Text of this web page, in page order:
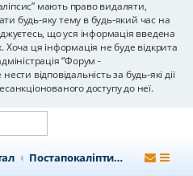
мають право видаляти,
будь-яку тему в будь-який час на
що уся інформація введена
Хоча ця інформація не буде відкрита
“Форум -
відповідальність за будь-які дії
доступу до неї.
Постапокаліптичний форум